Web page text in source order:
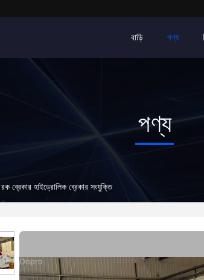
বাড়ি পণ্য
পণ্য
ব্রেকার হাইড্রোলিক ব্রেকার সংযুক্তি